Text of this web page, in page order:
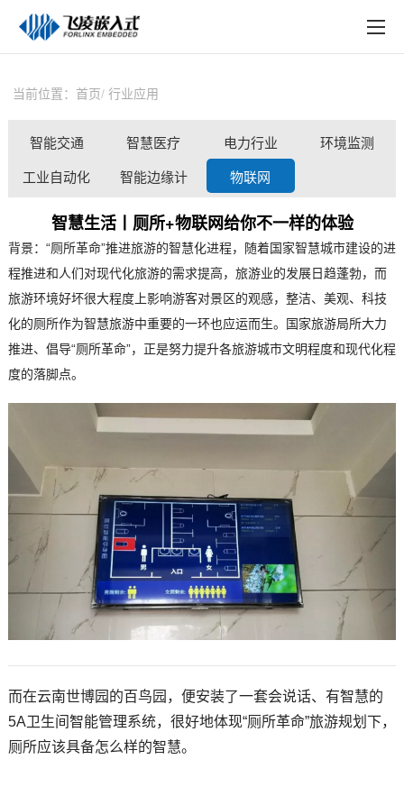
关于飞凌
天猫商城
淘宝商城
在线购买
当前位置： 首页 行业应用
智能交通 智慧医疗 电力行业 环境监测
工业自动化 智能边缘计
算
物联网
智慧生活丨厕所+物联网给你不一样的体验
背景：“厕所革命”推进旅游的智慧化进程，随着国家智慧城市建设的进
程推进和人们对现代化旅游的需求提高，旅游业的发展日趋蓬勃，而
旅游环境好坏很大程度上影响游客对景区的观感，整洁、美观、科技
化的厕所作为智慧旅游中重要的一环也应运而生。国家旅游局所大力
推进、倡导“厕所革命”，正是努力提升各旅游城市文明程度和现代化程
度的落脚点。
而在云南世博园的百鸟园，便安装了一套会说话、有智慧的
5A卫生间智能管理系统，很好地体现“厕所革命”旅游规划下，
厕所应该具备怎么样的智慧。